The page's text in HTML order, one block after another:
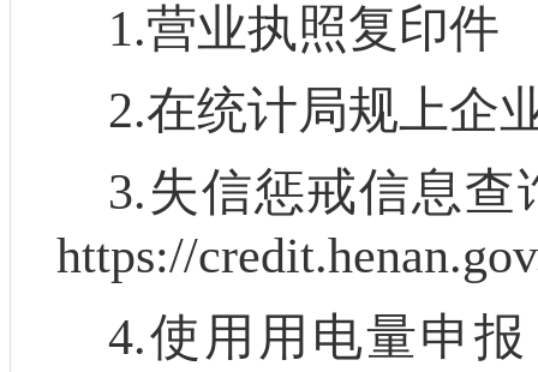
1.营业执照复印件
2.在统计局规上企
3.失信惩戒信息查
https://
4.使用用电量申